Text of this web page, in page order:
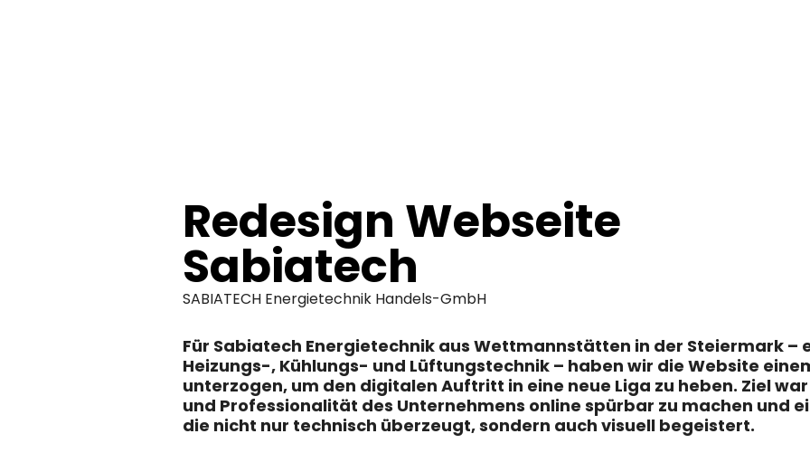
Redesign Webseite
Sabiatech
SABIATECH Energietechnik Handels-GmbH
Für Sabiatech Energietechnik aus Wettmannstätten in der Steiermark –
Heizungs-, Kühlungs- und Lüftungstechnik – haben wir die Website
unterzogen, um den digitalen Auftritt in eine neue Liga zu heben. Ziel
und Professionalität des Unternehmens online spürbar zu machen und
die nicht nur technisch überzeugt, sondern auch visuell begeistert.